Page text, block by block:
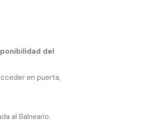
del
en puerta,
al Balneario.